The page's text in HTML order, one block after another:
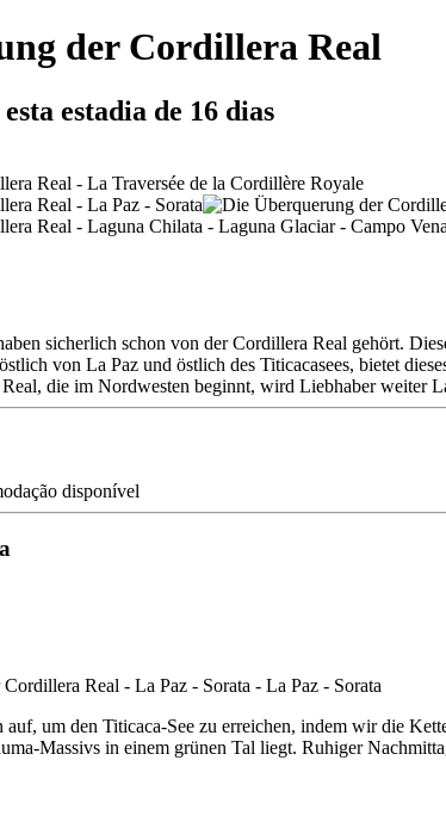
der Cordillera Real
estadia de 16 dias
sicherlich schon von der Cordillera Real gehört.
von La Paz und östlich des Titicacasees, bietet
die im Nordwesten beginnt, wird Liebhaber weiter
disponível
um den Titicaca-See zu erreichen, indem wir die
Massivs in einem grünen Tal liegt. Ruhiger